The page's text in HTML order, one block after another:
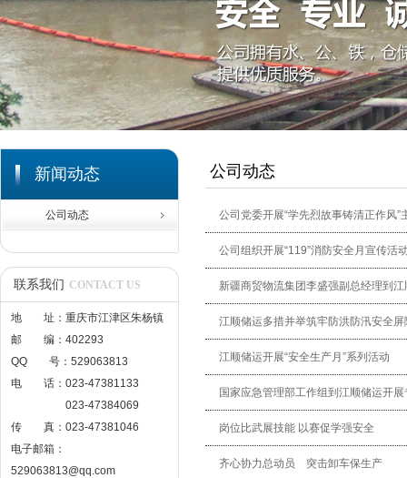
新闻动态
公司动态
联系我们 CONTACT US
地 址：重庆市江津区朱杨镇
邮 编：402293
QQ 号：529063813
电 话：023-47381133
023-47384069
传 真：023-47381046
电子邮箱：
529063813@qq.com
公司动态
公司党委开展“学先烈故事铸清正作风”
公司组织开展“119”消防安全月宣传活
新疆商贸物流集团李盛强副总经理到
江顺储运多措并举筑牢防洪防汛安全屏
江顺储运开展“安全生产月”系列活动
国家应急管理部工作组到江顺储运开
岗位比武展技能 以赛促学强安全
齐心协力总动员 突击卸车保生产